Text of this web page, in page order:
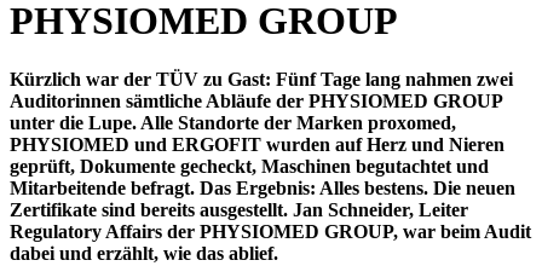
PHYSIOMED GROUP
Kürzlich war der TÜV zu Gast: Fünf Tage lang nahmen zwei
Auditorinnen sämtliche Abläufe der PHYSIOMED GROUP
unter die Lupe. Alle Standorte der Marken proxomed,
PHYSIOMED und ERGOFIT wurden auf Herz und Nieren
geprüft, Dokumente gecheckt, Maschinen begutachtet und
Mitarbeitende befragt. Das Ergebnis: Alles bestens. Die neuen
Zertifikate sind bereits ausgestellt. Jan Schneider, Leiter
Regulatory Affairs der PHYSIOMED GROUP, war beim Audit
dabei und erzählt, wie das ablief.